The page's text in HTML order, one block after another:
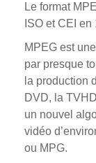
Le format
ISO et CEI
MPEG est
par presque
la production
DVD, la
un nouvel
vidéo
ou MPG.